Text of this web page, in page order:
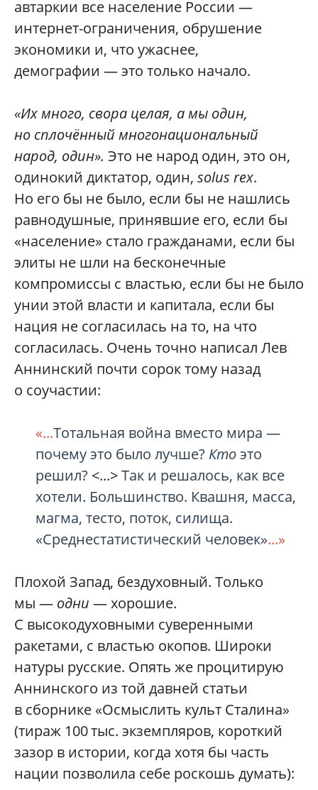
автаркии все население России —
интернет-ограничения, обрушение
экономики и, что ужаснее,
демографии — это только начало.
«Их много, свора целая, а мы один,
но сплочённый многонациональный
народ, один». Это не народ один, это он,
одинокий диктатор, один, solus rex.
Но его бы не было, если бы не нашлись
равнодушные, принявшие его, если бы
«население» стало гражданами, если бы
элиты не шли на бесконечные
компромиссы с властью, если бы не было
унии этой власти и капитала, если бы
нация не согласилась на то, на что
согласилась. Очень точно написал Лев
Аннинский почти сорок тому назад
о соучастии:
«...Тотальная война вместо мира —
почему это было лучше? Ктоэто
решил? <...>Так и решалось, как все
хотели. Большинство. Квашня, масса,
магма, тесто, поток, силища.
«Среднестатистический человек»...»
Плохой Запад, бездуховный. Только
мы — одни — хорошие.
С высокодуховными суверенными
ракетами, с властью окопов. Широки
натуры русские. Опять же процитирую
Аннинского из той давней статьи
в сборнике «Осмыслить культ Сталина»
(тираж 100 тыс. экземпляров, короткий
зазор в истории, когда хотя бы часть
нации позволила себе роскошь думать):